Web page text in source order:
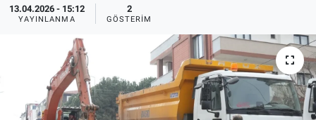
13.04.2026 - 15:12
YAYINLANMA
2
GÖSTERIM
Tüm Haberler
İletişim
Künye
Süper Lig Puan Durumu ve Fikstür
Tüm Manşetler
Son Dakika Haberleri